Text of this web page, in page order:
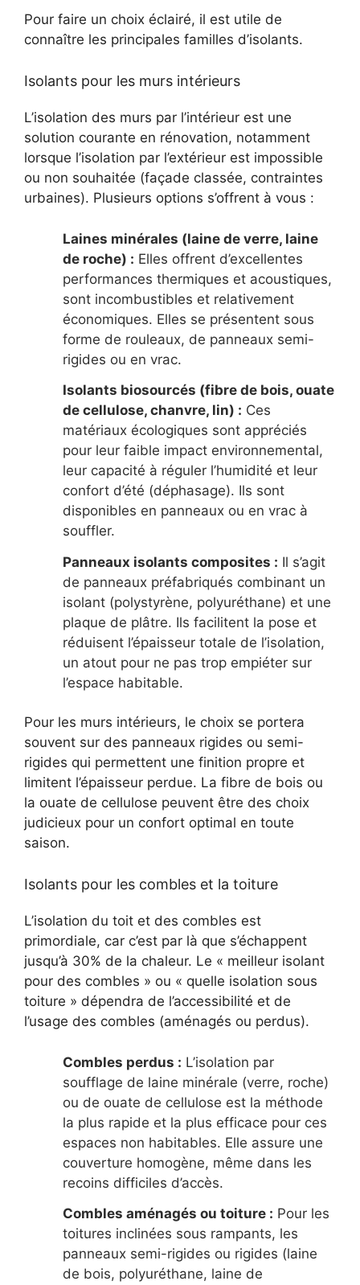
Pour faire un choix éclairé, il est utile de
connaître les principales familles d’isolants.
Isolants pour les murs intérieurs
L’isolation des murs par l’intérieur est une
solution courante en rénovation, notamment
lorsque l’isolation par l’extérieur est impossible
ou non souhaitée (façade classée, contraintes
urbaines). Plusieurs options s’offrent à vous :
Laines minérales (laine de verre, laine
de roche) : Elles offrent d’excellentes
performances thermiques et acoustiques,
sont incombustibles et relativement
économiques. Elles se présentent sous
forme de rouleaux, de panneaux semi-
rigides ou en vrac.
Isolants biosourcés (fibre de bois, ouate
de cellulose, chanvre, lin) : Ces
matériaux écologiques sont appréciés
pour leur faible impact environnemental,
leur capacité à réguler l’humidité et leur
confort d’été (déphasage). Ils sont
disponibles en panneaux ou en vrac à
souffler.
Panneaux isolants composites : Il s’agit
de panneaux préfabriqués combinant un
isolant (polystyrène, polyuréthane) et une
plaque de plâtre. Ils facilitent la pose et
réduisent l’épaisseur totale de l’isolation,
un atout pour ne pas trop empiéter sur
l’espace habitable.
Pour les murs intérieurs, le choix se portera
souvent sur des panneaux rigides ou semi-
rigides qui permettent une finition propre et
limitent l’épaisseur perdue. La fibre de bois ou
la ouate de cellulose peuvent être des choix
judicieux pour un confort optimal en toute
saison.
Isolants pour les combles et la toiture
L’isolation du toit et des combles est
primordiale, car c’est par là que s’échappent
jusqu’à 30% de la chaleur. Le « meilleur isolant
pour des combles » ou « quelle isolation sous
toiture » dépendra de l’accessibilité et de
l’usage des combles (aménagés ou perdus).
Combles perdus : L’isolation par
soufflage de laine minérale (verre, roche)
ou de ouate de cellulose est la méthode
la plus rapide et la plus efficace pour ces
espaces non habitables. Elle assure une
couverture homogène, même dans les
recoins difficiles d’accès.
Combles aménagés ou toiture : Pour les
toitures inclinées sous rampants, les
panneaux semi-rigides ou rigides (laine
de bois, polyuréthane, laine de